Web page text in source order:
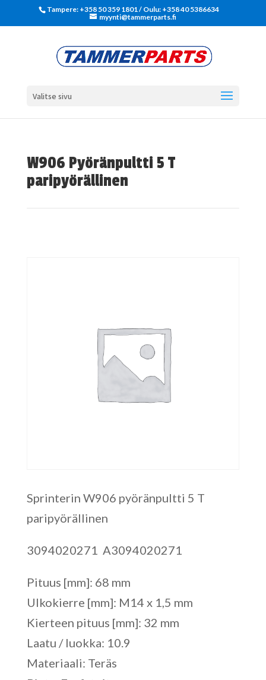
Tampere: +358 50 359 1801‬ / Oulu: +358 40 5386634
myynti@tammerparts.fi
Valitse sivu
W906 Pyöränpultti 5 T
paripyörällinen
Sprinterin W906 pyöränpultti 5 T
paripyörällinen
3094020271 A3094020271
Pituus [mm]: 68 mm
Ulkokierre [mm]: M14 x 1,5 mm
Kierteen pituus [mm]: 32 mm
Laatu / luokka: 10.9
Materiaali: Teräs